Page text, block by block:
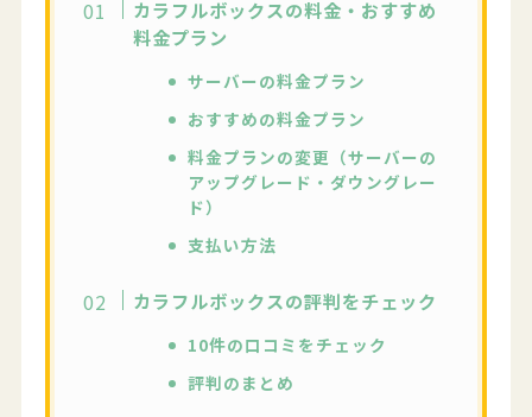
カラフルボックスの料金・おすすめ
料金プラン
サーバーの料金プラン
おすすめの料金プラン
料金プランの変更（サーバーの
アップグレード・ダウングレー
ド）
支払い方法
カラフルボックスの評判をチェック
10件の口コミをチェック
評判のまとめ